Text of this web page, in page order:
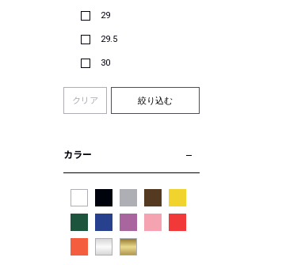
29
29.5
30
クリア 絞り込む
カラー